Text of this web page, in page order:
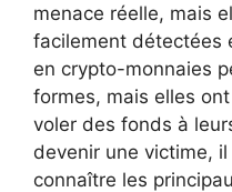
menace réelle, mais
facilement détectées
en crypto-monnaies
formes, mais elles
voler des fonds à
devenir une victime,
connaître les